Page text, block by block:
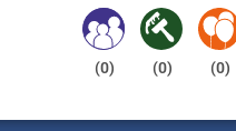
(0) (0) (0)